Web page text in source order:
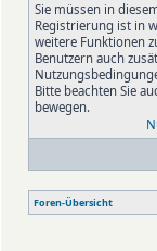
Sie müssen in
Registrierung ist in
weitere Funktionen
Benutzern auch
Bitte beachten Sie
bewegen.
Foren-Übersicht